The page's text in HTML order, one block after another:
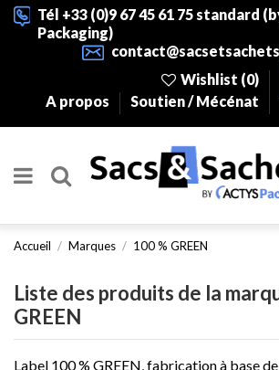
Tél +33 (0)9 67 45 61 75 standard
Packaging)
Wishlist (0)
A propos
Soutien / Mécénat
Accueil Marques 100 % GREEN
Liste des produits de la
GREEN
Label 100 % GREEN, fabrication à base